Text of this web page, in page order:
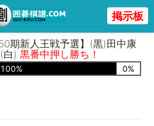
掲示板
期新人王戦予選】(黒)田中康
(白)黒番中押し勝ち！
100% 0%